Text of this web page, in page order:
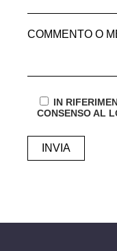
COMMENTO O
IN
CONSENSO AL